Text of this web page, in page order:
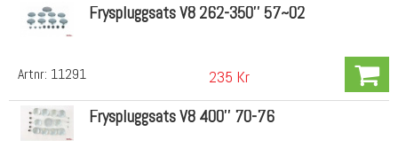
Artnr: 11291
Fryspluggsats V8 262-350'' 57~02
235 Kr
Fryspluggsats V8 400'' 70-76